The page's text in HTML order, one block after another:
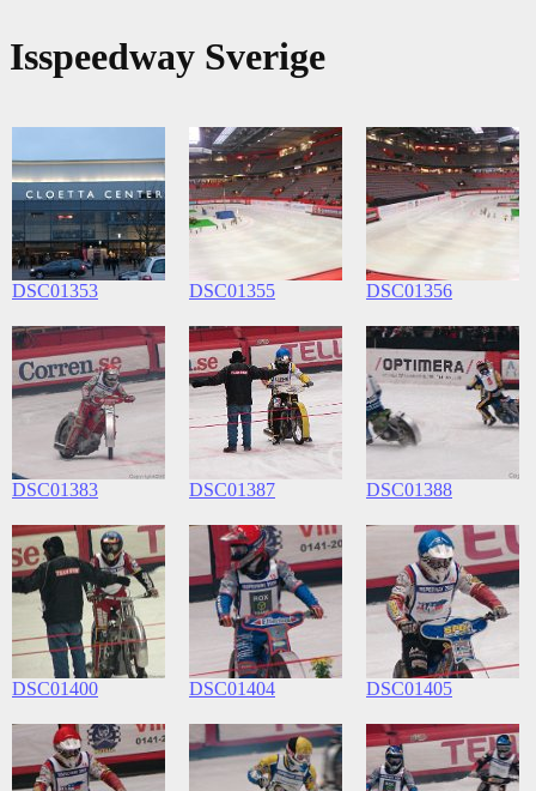
Isspeedway Sverige
DSC01353 DSC01355 DSC01356
DSC01383 DSC01387 DSC01388
DSC01400 DSC01404 DSC01405